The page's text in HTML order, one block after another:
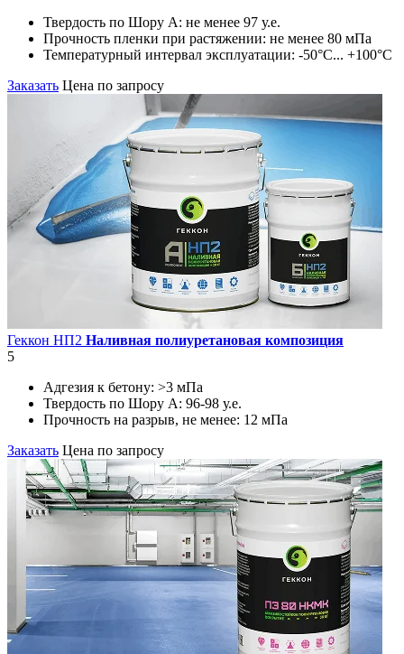
Твердость по Шору А: не менее 97 у.е.
Прочность пленки при растяжении: не менее 80 мПа
Температурный интервал эксплуатации: -50°С... +100°С
Заказать Цена по запросу
Геккон НП2 Наливная полиуретановая композиция
5
Адгезия к бетону: >3 мПа
Твердость по Шору А: 96-98 у.е.
Прочность на разрыв, не менее: 12 мПа
Заказать Цена по запросу